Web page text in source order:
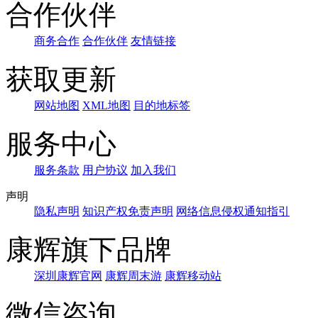
合作伙伴
商务合作 合作伙伴 友情链接
获取更新
网站地图 XML地图 目的地标签
服务中心
服务条款 用户协议 加入我们
声明
隐私声明 知识产权免责声明 网络信息侵权通知指引
康辉旗下品牌
深圳康辉官网 康辉周末游 康辉移动站